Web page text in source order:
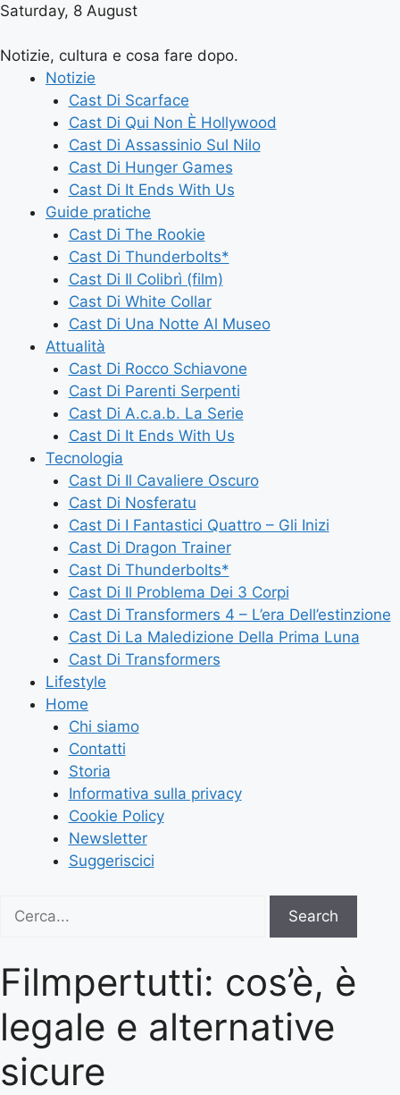
Saturday, 8 August
Notizie, cultura e cosa fare dopo.
Notizie
Cast Di Scarface
Cast Di Qui Non È Hollywood
Cast Di Assassinio Sul Nilo
Cast Di Hunger Games
Cast Di It Ends With Us
Guide pratiche
Cast Di The Rookie
Cast Di Thunderbolts*
Cast Di Il Colibrì (film)
Cast Di White Collar
Cast Di Una Notte Al Museo
Attualità
Cast Di Rocco Schiavone
Cast Di Parenti Serpenti
Cast Di A.c.a.b. La Serie
Cast Di It Ends With Us
Tecnologia
Cast Di Il Cavaliere Oscuro
Cast Di Nosferatu
Cast Di I Fantastici Quattro – Gli Inizi
Cast Di Dragon Trainer
Cast Di Thunderbolts*
Cast Di Il Problema Dei 3 Corpi
Cast Di Transformers 4 – L’era Dell’estinzione
Cast Di La Maledizione Della Prima Luna
Cast Di Transformers
Lifestyle
Home
Chi siamo
Contatti
Storia
Informativa sulla privacy
Cookie Policy
Newsletter
Suggeriscici
for:
Search
Filmpertutti: cos’è, è
legale e alternative
sicure